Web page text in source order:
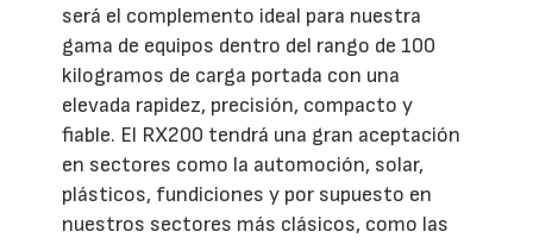
será el complemento ideal para nuestra
gama de equipos dentro del rango de 100
kilogramos de carga portada con una
elevada rapidez, precisión, compacto y
fiable. El RX200 tendrá una gran aceptación
en sectores como la automoción, solar,
plásticos, fundiciones y por supuesto en
nuestros sectores más clásicos, como las